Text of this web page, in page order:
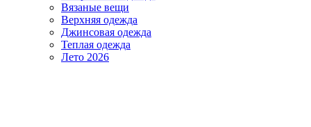
Вязаные вещи
Верхняя одежда
Джинсовая одежда
Теплая одежда
Лето 2026